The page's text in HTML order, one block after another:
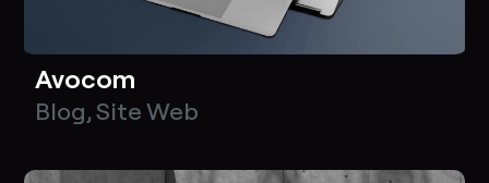
Avocom
Blog,Site Web